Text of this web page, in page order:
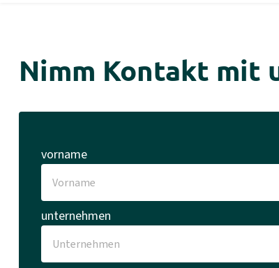
Nimm Kontakt mit
vorname
unternehmen